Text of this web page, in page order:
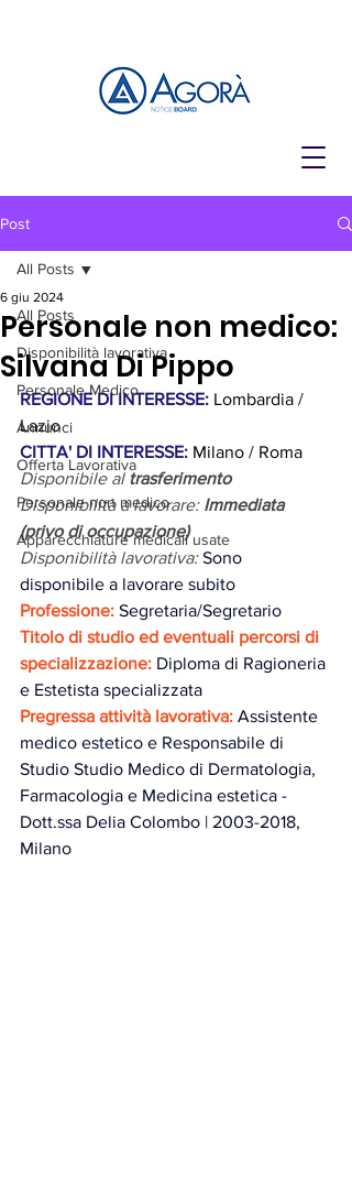
Post
All Posts
Disponibilità lavorativa
Personale Medico
Annunci
Offerta Lavorativa
Personale non medico
Apparecchiature medicali usate
All Posts
Personale non medico:
Silvana Di Pippo
6 giu 2024
REGIONE DI INTERESSE: Lombardia /
Lazio
CITTA' DI INTERESSE: Milano / Roma
Disponibile al trasferimento
Disponibilità a lavorare: Immediata
(privo di occupazione)
Disponibilità lavorativa: Sono
disponibile a lavorare subito
Professione: Segretaria/Segretario
Titolo di studio ed eventuali percorsi di
specializzazione: Diploma di Ragioneria
e Estetista specializzata
Pregressa attività lavorativa: Assistente
medico estetico e Responsabile di
Studio Studio Medico di Dermatologia,
Farmacologia e Medicina estetica -
Dott.ssa Delia Colombo | 2003-2018,
Milano